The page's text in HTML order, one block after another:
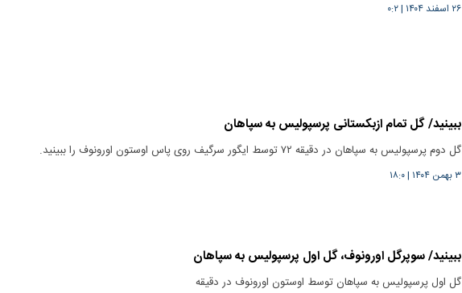
۲۶ اسفند ۱۴۰۴ |۰:۲
ببینید/ گل تمام ازبکستانی پرسپولیس به سپاهان
گل دوم پرسپولیس به سپاهان در دقیقه ۷۲ توسط ایگور سرگیف روی پاس اوستون اورونوف را ببینید.
۳ بهمن ۱۴۰۴ |۱۸:۰
ببینید/ سوپرگل اورونوف، گل اول پرسپولیس به سپاهان
گل اول پرسپولیس به سپاهان توسط اوستون اورونوف در دقیقه